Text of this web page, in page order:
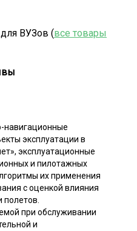
ВУЗов (все товары
навигационные
эксплуатации в
эксплуатационные
и пилотажных
их применения
с оценкой влияния
полетов.
при обслуживании
и